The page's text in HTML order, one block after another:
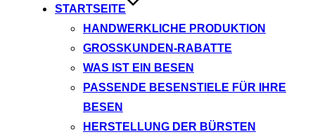
STARTSEITE
HANDWERKLICHE PRODUKTION
GROSSKUNDEN-RABATTE
WAS IST EIN BESEN
PASSENDE BESENSTIELE FÜR IHRE
BESEN
HERSTELLUNG DER BÜRSTEN